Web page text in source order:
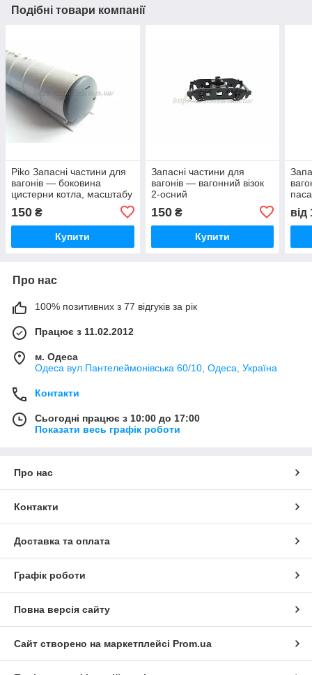
Подібні товари компанії
Piko Запасні частини для
вагонів — боковина
цистерни котла, масштабу
150 ₴
Купити
Запасні частини для
вагонів — вагонний візок
2-осний
(комплект 1 шт.)
150₴
Купити
від
Про нас
100% позитивних з 77 відгуків за рік
Працює з 11.02.2012
м. Одеса
Одеса вул.Пантелеймонівська 60/10, Одеса, Україна
Контакти
Сьогодні працює з 10:00 до 17:00
Показати весь графік роботи
Про нас
Контакти
Доставка та оплата
Графік роботи
Повна версія сайту
Сайт створено на маркетплейсі Prom.ua